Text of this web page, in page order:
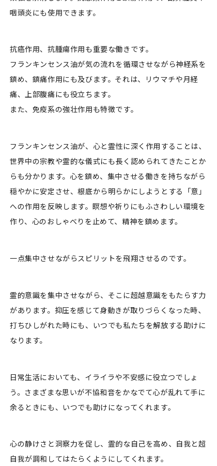
咽頭炎にも使用できます。
抗癌作用、抗腫瘍作用も重要な働きです。
フランキンセンス油が気の流れを循環させながら神経系を
鎮め、鎮痛作用にも及びます。それは、リウマチや月経
痛、上部腹痛にも役立ちます。
また、免疫系の強壮作用も特徴です。
フランキンセンス油が、心と霊性に深く作用することは、
世界中の宗教や霊的な儀式にも長く認められてきたことか
らも分かります。心を鎮め、集中させる働きを持ちながら
穏やかに安定させ、根底から明らかにしようとする「意」
への作用を反映します。瞑想や祈りにもふさわしい環境を
作り、心のおしゃべりを止めて、精神を鎮めます。
一点集中させながらスピリットを飛翔させるのです。
霊的意識を集中させながら、そこに超越意識をもたらす力
があります。抑圧を感じて身動きが取りづらくなった時、
打ちひしがれた時にも、いつでも私たちを解放する助けに
なります。
日常生活においても、イライラや不安感に役立つでしょ
う。さまざまな思いが不協和音をかなでて心が乱れて手に
余るときにも、いつでも助けになってくれます。
心の静けさと洞察力を促し、霊的な自己を高め、自我と超
自我が調和してはたらくようにしてくれます。